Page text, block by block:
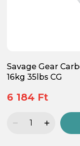
Savage Gear
16kg 35lbs CG
6 184 Ft